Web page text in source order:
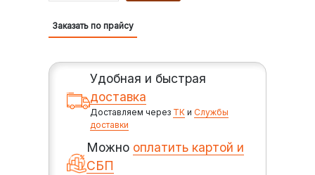
Заказать по прайсу
Удобная и быстрая
доставка
Доставляем через ТК иСлужбы
доставки
Можно оплатить картой и
СБП